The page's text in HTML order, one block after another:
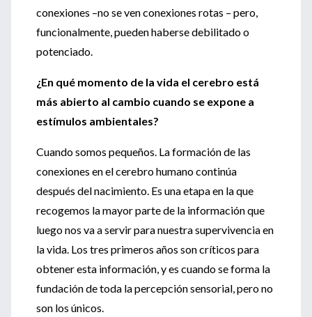
conexiones –no se ven conexiones rotas – pero,
funcionalmente, pueden haberse debilitado o
potenciado.
¿En qué momento de la vida el cerebro está
más abierto al cambio cuando se expone a
estímulos ambientales?
Cuando somos pequeños. La formación de las
conexiones en el cerebro humano continúa
después del nacimiento. Es una etapa en la que
recogemos la mayor parte de la información que
luego nos va a servir para nuestra supervivencia en
la vida. Los tres primeros años son críticos para
obtener esta información, y es cuando se forma la
fundación de toda la percepción sensorial, pero no
son los únicos.